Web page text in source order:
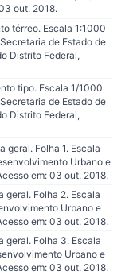
out. 2018.
térreo. Escala 1:1000
de Estado de
Distrito Federal,
tipo. Escala 1/1000
de Estado de
Distrito Federal,
geral. Folha 1. Escala
Urbano e
em: 03 out. 2018.
geral. Folha 2. Escala
Urbano e
em: 03 out. 2018.
geral. Folha 3. Escala
Urbano e
em: 03 out. 2018.